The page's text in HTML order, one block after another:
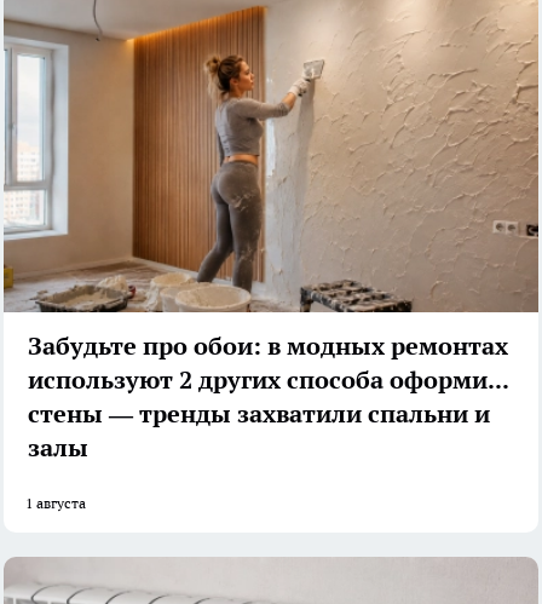
Забудьте про обои: в модных ремонтах
используют 2 других способа оформить
стены — тренды захватили спальни и
залы
1 августа